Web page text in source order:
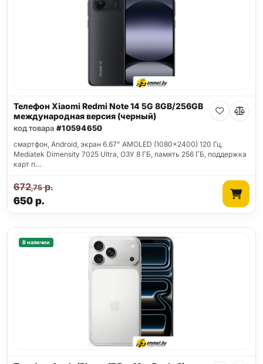
Телефон Xiaomi Redmi Note 14 5G 8GB/256GB
международная версия (черный)
код товара #10594650
смартфон, Android, экран 6.67" AMOLED (1080x2400) 120 Гц,
Mediatek Dimensity 7025 Ultra, ОЗУ 8 ГБ, память 256 ГБ, поддержка
карт п…
650р.
672,75р.
В наличии